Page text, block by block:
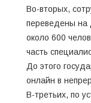
Во-вторых,
переведены на
около 600
часть
До этого
онлайн в
В-третьих, по